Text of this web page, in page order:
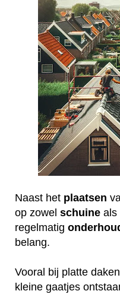
Naast het plaatsen
op zowel schuine als
regelmatig
belang.
Vooral bij platte
kleine gaatjes